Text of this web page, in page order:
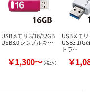
USBメモリ 8/16/32GB
USB3.0 シンプル キ…
￥1,300～（税込）
USBメモ
トラ…
￥